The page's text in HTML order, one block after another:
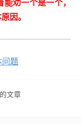
因。
题
的文章